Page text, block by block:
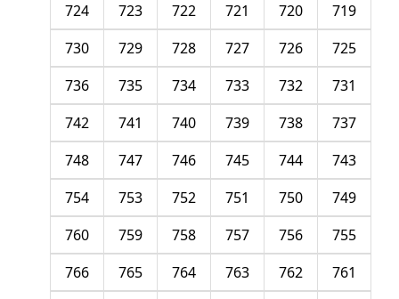
719
720
721
722
723
724
725
726
727
728
729
730
731
732
733
734
735
736
737
738
739
740
741
742
743
744
745
746
747
748
749
750
751
752
753
754
755
756
757
758
759
760
761
762
763
764
765
766